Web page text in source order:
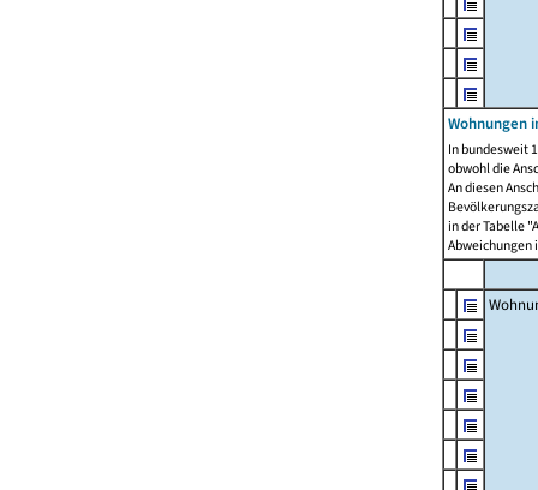
Wohnungen
In bundesweit
obwohl die
An diesen
in der Tabelle
Abweichungen